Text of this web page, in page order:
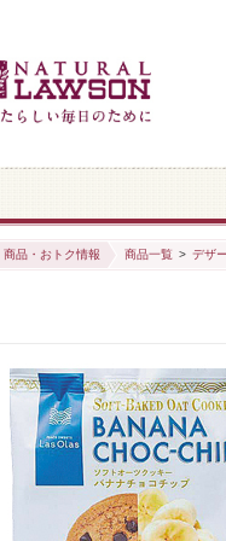
商品・おトク情報 商品一覧 > デザ